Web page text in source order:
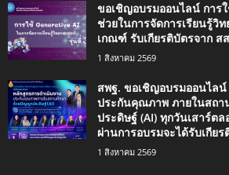
ขอเชิญอบรมออนไลน์ การ
ช่วยในการจัดการเรียนรู้วิ
เกณฑ์ รับเกียรติบัตรจาก ส
1 สิงหาคม 2569
สพฐ. ขอเชิญอบรมออนไล
ประกันคุณภาพ ภายในสถ
ประดิษฐ์ (AI) ทุกวันเสาร์ต
ผ่านการอบรมจะได้รับเกีย
1 สิงหาคม 2569